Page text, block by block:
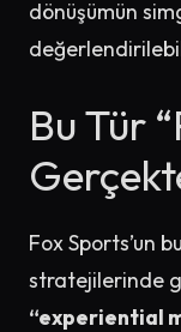
dönüşümün
Bu Tür
Fox Sports’un
stratejilerinde
“experiential